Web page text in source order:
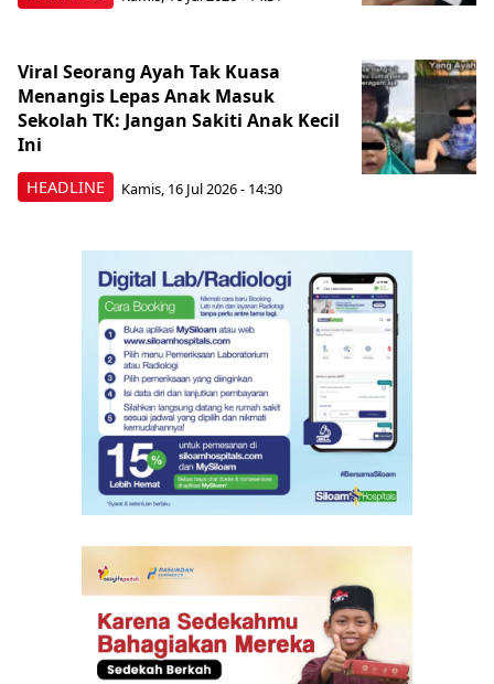
HEADLINE
Viral Seorang Ayah Tak Kuasa
Menangis Lepas Anak Masuk
Sekolah TK: Jangan Sakiti Anak Kecil
Ini
Kamis, 16 Jul 2026 - 14:30